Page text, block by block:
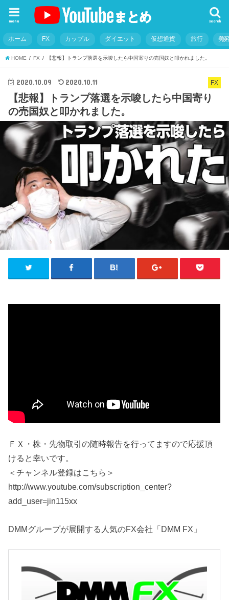
search
menu
ホーム FX カップル ダイエット 仮想通貨 旅行 美
HOME FX 【悲報】トランプ落選を示唆したら中国寄りの売国奴と叩かれました。
FX
2020.10.09 2020.10.11
【悲報】トランプ落選を示唆したら中国寄り
の売国奴と叩かれました。
ＦＸ・株・先物取引の随時報告を行ってますので応援頂
けると幸いです。
＜チャンネル登録はこちら＞
http://www.youtube.com/subscription_center?
add_user=jin115xx
DMMグループが展開する人気のFX会社「DMM FX」